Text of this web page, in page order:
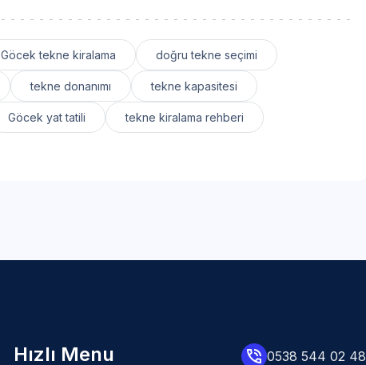
Göcek tekne kiralama doğru tekne seçimi
tekne donanımı tekne kapasitesi
Göcek yat tatili tekne kiralama rehberi
Hızlı Menu 0538 544 02 48